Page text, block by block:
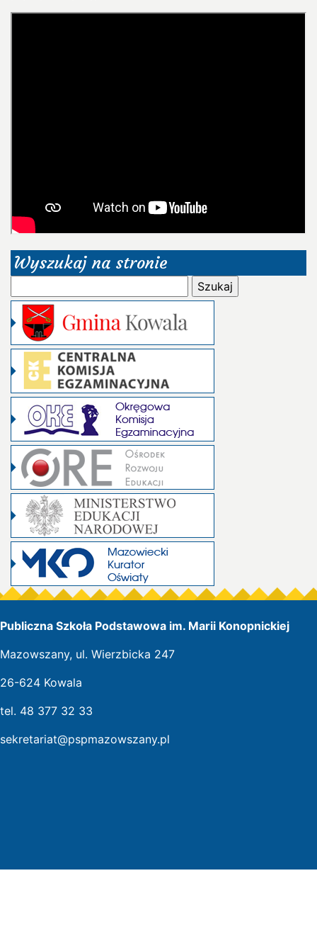
Wyszukaj na stronie
Publiczna Szkoła Podstawowa im. Marii Konopnickiej
Mazowszany, ul. Wierzbicka 247
26-624 Kowala
tel. 48 377 32 33
sekretariat@pspmazowszany.pl